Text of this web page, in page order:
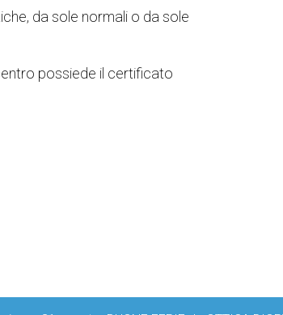
da sole normali o da sole
possiede il certificato